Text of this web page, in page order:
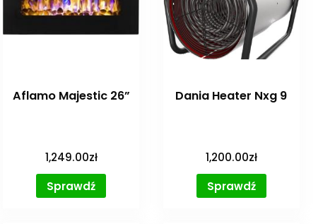
Aflamo Majestic 26”
1,249.00zł
Sprawdź
Dania Heater Nxg 9
1,200.00zł
Sprawdź